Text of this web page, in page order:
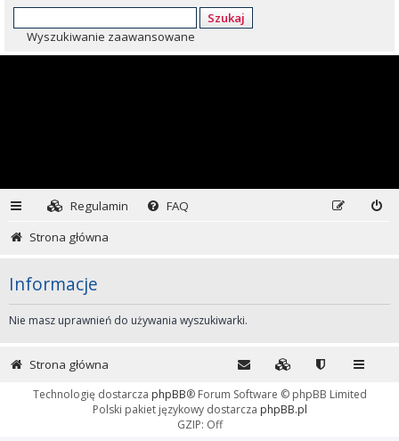
Szukaj
Wyszukiwanie zaawansowane
Regulamin
FAQ
Strona główna
Informacje
Nie masz uprawnień do używania wyszukiwarki.
Strona główna
Technologię dostarcza phpBB® Forum Software © phpBB Limited
Polski pakiet językowy dostarcza phpBB.pl
GZIP: Off